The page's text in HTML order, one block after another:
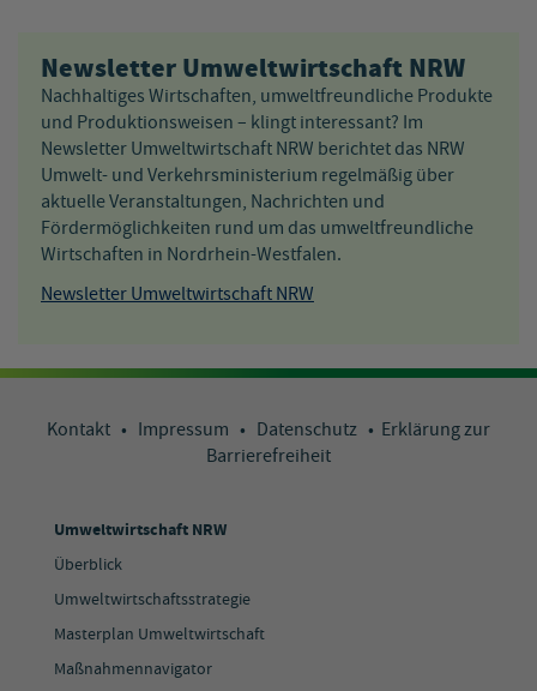
Newsletter Umweltwirtschaft NRW
Nachhaltiges Wirtschaften, umweltfreundliche Produkte
und Produktionsweisen – klingt interessant? Im
Newsletter Umweltwirtschaft NRW berichtet das NRW
Umwelt- und Verkehrsministerium regelmäßig über
aktuelle Veranstaltungen, Nachrichten und
Fördermöglichkeiten rund um das umweltfreundliche
Wirtschaften in Nordrhein-Westfalen.
Newsletter Umweltwirtschaft NRW
Kontakt • Impressum • Datenschutz • Erklärung zur
Barrierefreiheit
Umweltwirtschaft NRW
Überblick
Umweltwirtschaftsstrategie
Masterplan Umweltwirtschaft
Maßnahmennavigator